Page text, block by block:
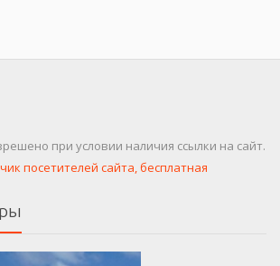
при условии наличия ссылки на сайт.